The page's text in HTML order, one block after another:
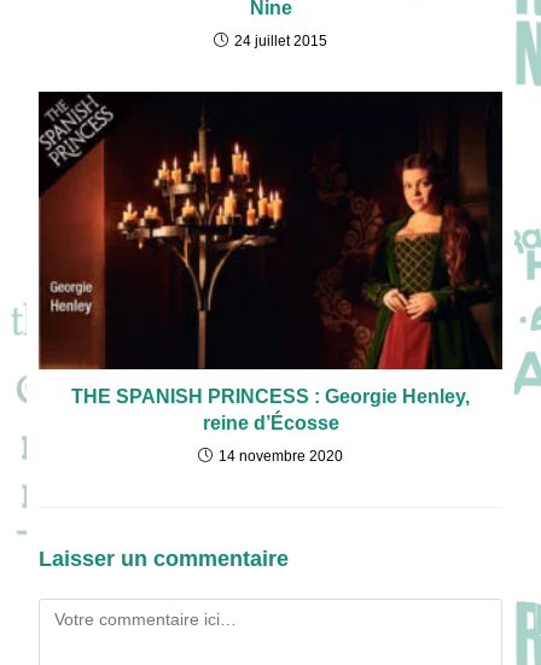
Nine
24 juillet 2015
THE SPANISH PRINCESS : Georgie Henley,
reine d’Écosse
14 novembre 2020
Laisser un commentaire
Comment